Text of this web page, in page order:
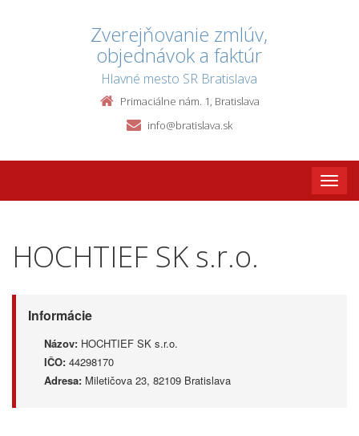
Zverejňovanie zmlúv,
objednávok a faktúr
Hlavné mesto SR Bratislava
Primaciálne nám. 1, Bratislava
info@bratislava.sk
Toggle
HOCHTIEF SK s.r.o.
Informácie
Názov: HOCHTIEF SK s.r.o.
IČO: 44298170
Adresa: Miletičova 23, 82109 Bratislava